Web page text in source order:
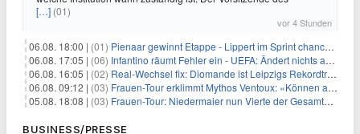
[…] (01)
vor 4 Stunden
06.08. 18:00 | (01) Pienaar gewinnt Etappe - Lippert im Sprint chancenlos
06.08. 17:05 | (06) Infantino räumt Fehler ein - UEFA: Ändert nichts an Boykott
06.08. 16:05 | (02) Real-Wechsel fix: Diomande ist Leipzigs Rekordtransfer
06.08. 09:12 | (03) Frauen-Tour erklimmt Mythos Ventoux: «Können alles schaffen»
05.08. 18:08 | (03) Frauen-Tour: Niedermaier nun Vierte der Gesamtwertung
BUSINESS/PRESSE